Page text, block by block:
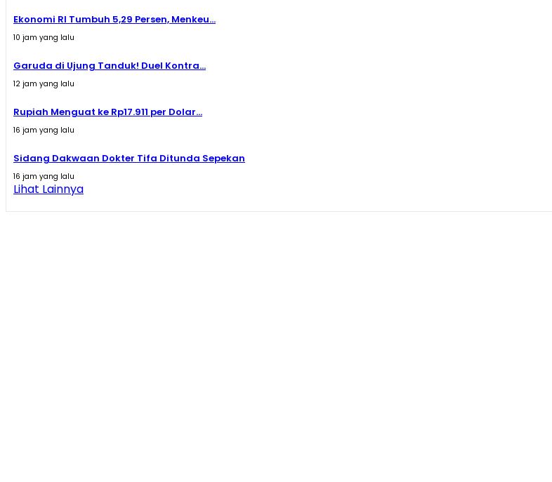
Ekonomi RI Tumbuh 5,29 Persen, Menkeu...
10 jam yang lalu
Garuda di Ujung Tanduk! Duel Kontra...
12 jam yang lalu
Rupiah Menguat ke Rp17.911 per Dolar...
16 jam yang lalu
Sidang Dakwaan Dokter Tifa Ditunda Sepekan
16 jam yang lalu
Lihat Lainnya